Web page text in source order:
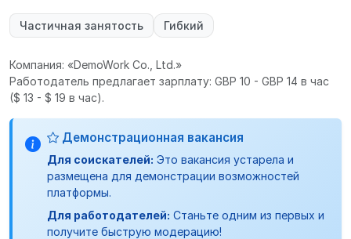
Частичная занятость Гибкий
Компания: «DemoWork Co., Ltd.»
Работодатель предлагает зарплату: GBP 10 - GBP 14 в час
($ 13 - $ 19 в час).
Демонстрационная вакансия
Для соискателей: Это вакансия устарела и
размещена для демонстрации возможностей
платформы.
Для работодателей: Станьте одним из первых и
получите быструю модерацию!